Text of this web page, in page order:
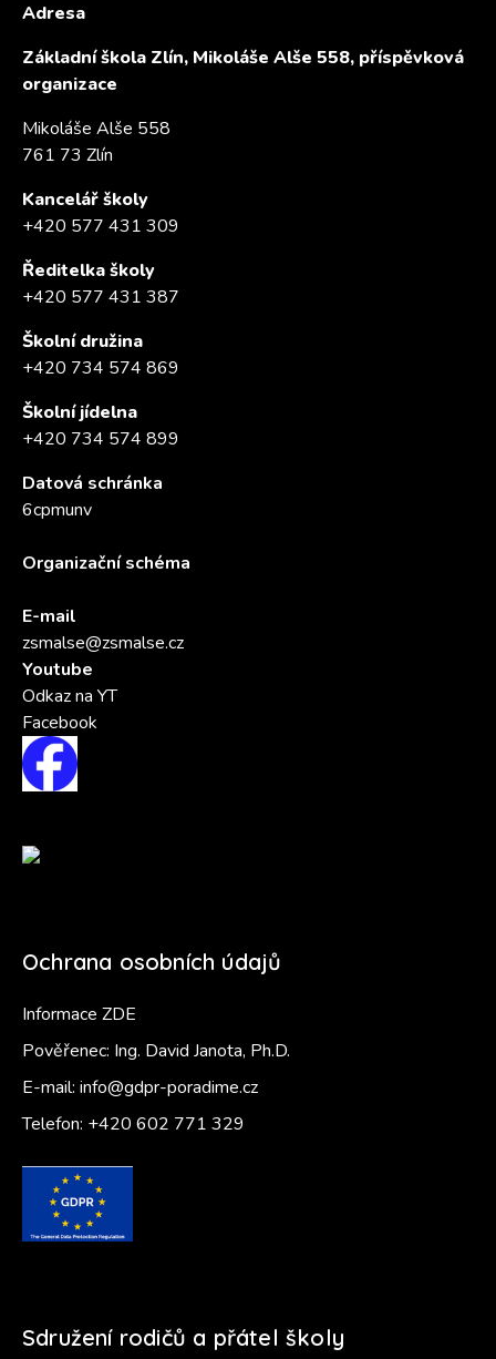
Adresa
Základní škola Zlín, Mikoláše Alše 558, příspěvková
organizace
Mikoláše Alše 558
761 73 Zlín
Kancelář školy
+420 577 431 309
Ředitelka školy
+420 577 431 387
Školní družina
+420 734 574 869
Školní jídelna
+420 734 574 899
Datová schránka
6cpmunv
Organizační schéma
E-mail
zsmalse@zsmalse.cz
Youtube
Odkaz na YT
Facebook
Ochrana osobních údajů
Informace ZDE
Pověřenec: Ing. David Janota, Ph.D.
E-mail: info@gdpr-poradime.cz
Telefon: +420 602 771 329
Sdružení rodičů a přátel školy